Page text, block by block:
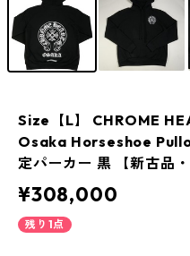
Size【L】 CHROME
Osaka Horseshoe
定パーカー 黒 【新古品
¥308,000
残り1点